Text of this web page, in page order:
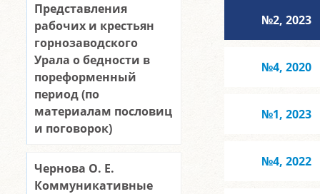
Представления
рабочих и крестьян
горнозаводского
Урала о бедности в
пореформенный
период (по
материалам пословиц
и поговорок)
Чернова О. Е.
Коммуникативные
№2, 2023
№4, 2020
№1, 2023
№4, 2022